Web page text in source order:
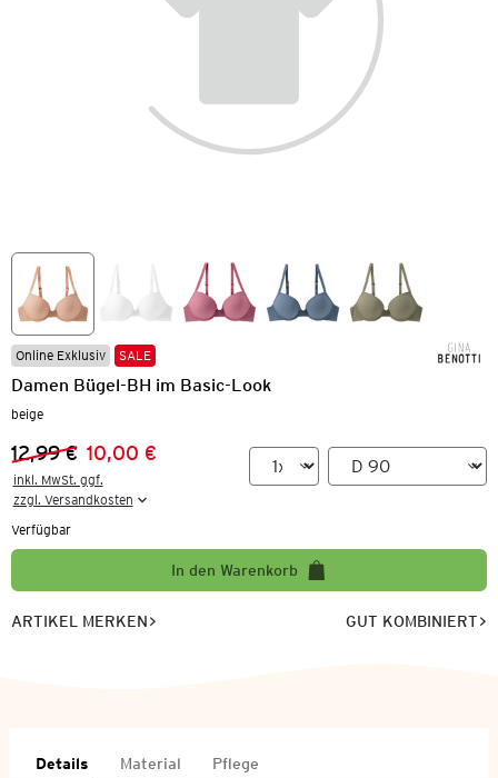
Online Exklusiv SALE
Damen Bügel-BH im Basic-Look
beige
Vorheriger Preis:
12,99 €
Neuer Preis:
10,00 €
inkl. MwSt. ggf.
zzgl. Versandkosten
Verfügbar
In den Warenkorb
ARTIKEL MERKEN GUT KOMBINIERT
Details Material Pflege